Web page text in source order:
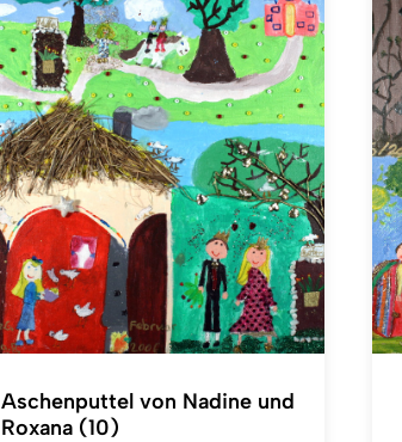
Aschenputtel von Nadine und
Roxana (10)